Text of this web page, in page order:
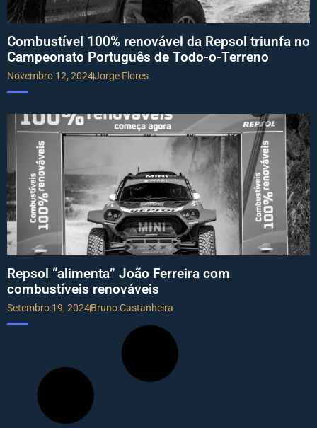
Combustível 100% renovável da Repsol triunfa no
Campeonato Português de Todo-o-Terreno
Novembro 12, 2024Jorge Flores
Repsol “alimenta” João Ferreira com
combustíveis renováveis
Setembro 19, 2024Bruno Castanheira